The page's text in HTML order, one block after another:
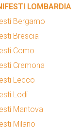
LOMBARDIA
Bergamo
Brescia
Como
Cremona
Lecco
Lodi
Mantova
Milano